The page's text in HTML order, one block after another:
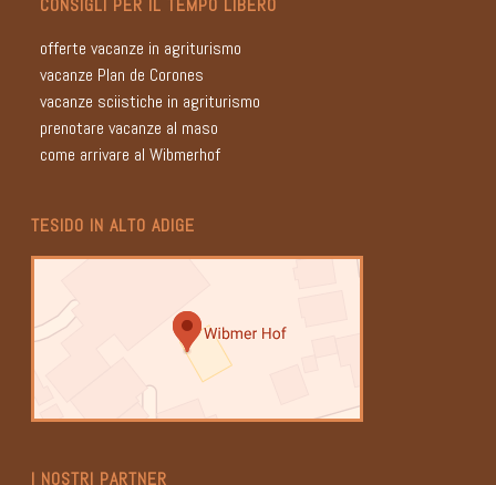
CONSIGLI PER IL TEMPO LIBERO
offerte vacanze in agriturismo
vacanze Plan de Corones
vacanze sciistiche in agriturismo
prenotare vacanze al maso
come arrivare al Wibmerhof
TESIDO IN ALTO ADIGE
I NOSTRI PARTNER